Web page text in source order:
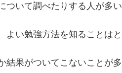
いて調べたりする人が多い
い勉強方法を知ることはと
果がついてこないことが多